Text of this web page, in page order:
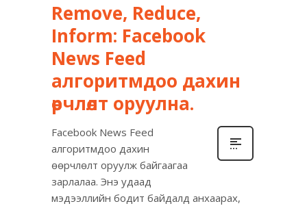
Remove, Reduce,
Inform: Facebook
News Feed
алгоритмдоо дахин
өөрчлөлт оруулна.
Facebook News Feed
алгоритмдоо дахин
өөрчлөлт оруулж байгаагаа
зарлалаа. Энэ удаад
мэдээллийн бодит байдалд анхаарах,